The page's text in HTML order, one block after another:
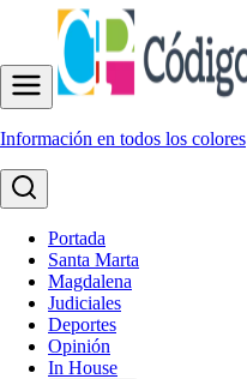
Información en todos los colores
Portada
Santa Marta
Magdalena
Judiciales
Deportes
Opinión
In House